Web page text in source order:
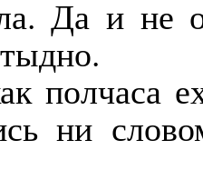
Да и не
полчаса
ни